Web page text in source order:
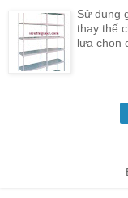
Sử dụng
thay thế
lựa chọn